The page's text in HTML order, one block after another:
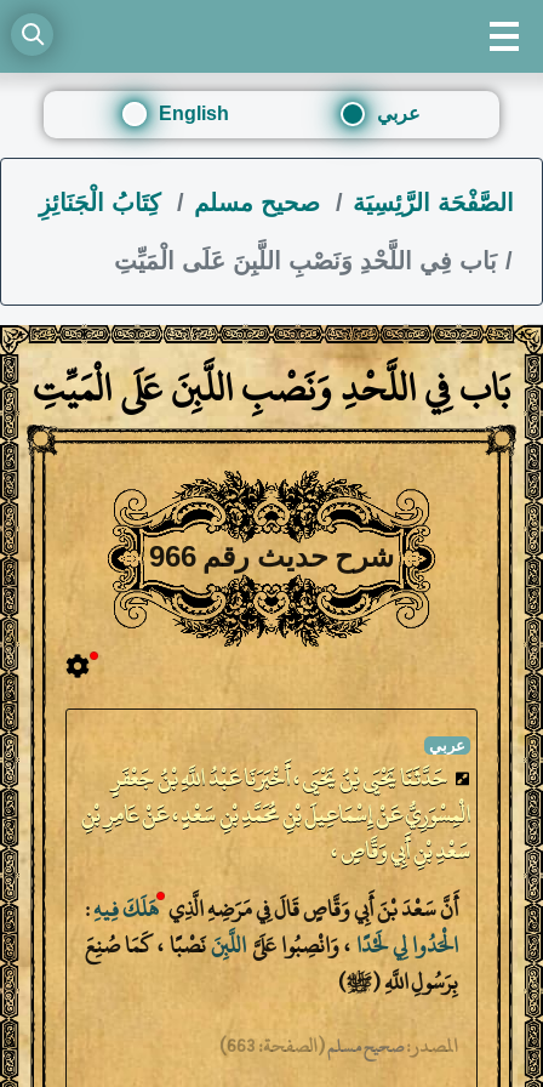
English عربي
الصَّفْحَة الرَّئِسِيَة صحيح مسلم كِتَابُ الْجَنَائِزِ
بَاب فِي اللَّحْدِ وَنَصْبِ اللَّبِنَ عَلَى الْمَيِّتِ
بَاب فِي اللَّحْدِ وَنَصْبِ اللَّبِنَ عَلَى الْمَيِّتِ
شرح حديث رقم 966
حَدَّثَنَا يَحْيَى بْنُ يَحْيَى ، أَخْبَرَنَا عَبْدُ اللَّهِ بْنُ جَعْفَرٍ
الْمِسْوَرِيُّ عَنْ إِسْمَاعِيلَ بْنِ مُحَمَّدِ بْنِ سَعْدٍ ، عَنْ عَامِرِ بْنِ
سَعْدِ بْنِ أَبِي وَقَّاصٍ ،
أَنَّ سَعْدَ بْنَ أَبِي وَقَّاصٍ قَالَ فِي مَرَضِهِ الَّذِيهَلَكَفِيهِ:
الْحَدُوالِيلَحْدًا، وَانْصِبُوا عَلَىَّاللَّبِنَنَصْبًا ، كَمَا صُنِعَ
بِرَسُولِ اللَّهِ (ﷺ)
المصدر:صحيح مسلم(الصفحة:663)